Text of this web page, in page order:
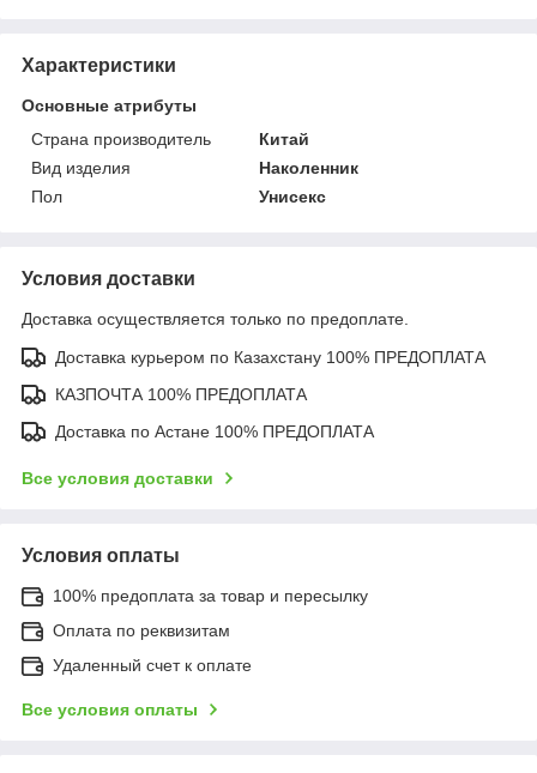
Характеристики
Основные атрибуты
Страна производитель
Китай
Вид изделия
Наколенник
Пол
Унисекс
Условия доставки
Доставка осуществляется только по предоплате.
Доставка курьером по Казахстану 100% ПРЕДОПЛАТА
КАЗПОЧТА 100% ПРЕДОПЛАТА
Доставка по Астане 100% ПРЕДОПЛАТА
Все условия доставки
Условия оплаты
100% предоплата за товар и пересылку
Оплата по реквизитам
Удаленный счет к оплате
Все условия оплаты